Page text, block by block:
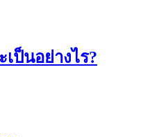
ป็นอย่างไร?